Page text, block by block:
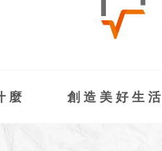
麼 創造美好生活